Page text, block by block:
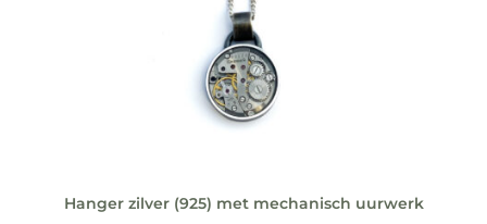
Hanger zilver (925) met mechanisch uurwerk